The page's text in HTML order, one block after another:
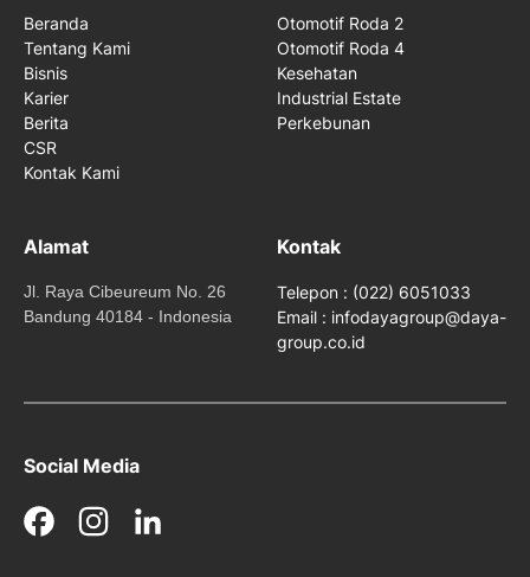
Beranda
Tentang Kami
Bisnis
Karier
Berita
CSR
Kontak Kami
Otomotif Roda 2
Otomotif Roda 4
Kesehatan
Industrial Estate
Perkebunan
Alamat
Jl. Raya Cibeureum No. 26
Bandung 40184 - Indonesia
Kontak
Telepon : (022) 6051033
Email : infodayagroup@daya-
group.co.id
Social Media
FacebookInstagram